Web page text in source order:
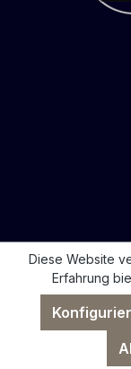
Diese Website
Erfahrung